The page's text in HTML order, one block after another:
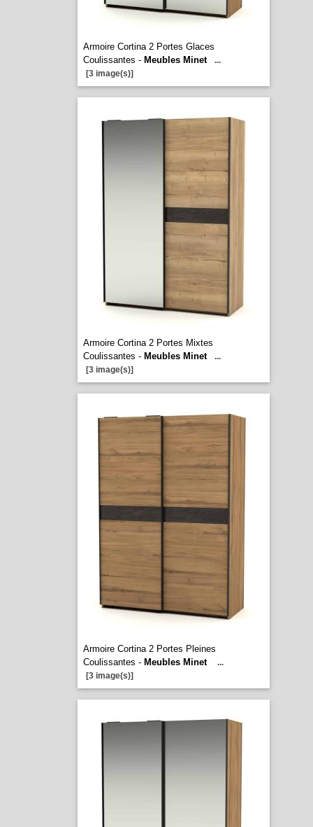
Armoire Cortina 2 Portes Glaces
Coulissantes - Meubles Minet
...
[3 image(s)]
Armoire Cortina 2 Portes Mixtes
Coulissantes - Meubles Minet
...
[3 image(s)]
Armoire Cortina 2 Portes Pleines
Coulissantes - Meubles Minet
...
[3 image(s)]